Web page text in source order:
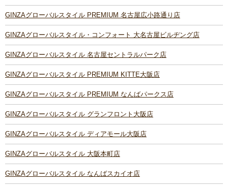
GINZAグローバルスタイル PREMIUM 名古屋広小路通り店
GINZAグローバルスタイル・コンフォート 大名古屋ビルヂング店
GINZAグローバルスタイル 名古屋セントラルパーク店
GINZAグローバルスタイル PREMIUM KITTE大阪店
GINZAグローバルスタイル PREMIUM なんばパークス店
GINZAグローバルスタイル グランフロント大阪店
GINZAグローバルスタイル ディアモール大阪店
GINZAグローバルスタイル 大阪本町店
GINZAグローバルスタイル なんばスカイオ店